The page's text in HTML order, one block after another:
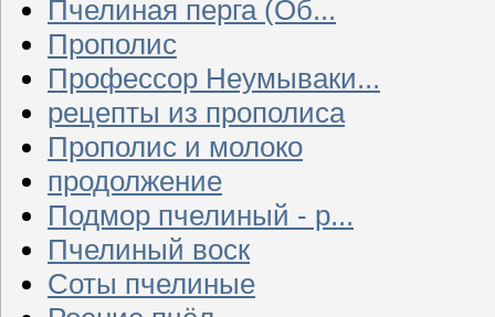
Пчелиная перга (Об...
Прополис
Профессор Неумываки...
рецепты из прополиса
Прополис и молоко
продолжение
Подмор пчелиный - р...
Пчелиный воск
Соты пчелиные